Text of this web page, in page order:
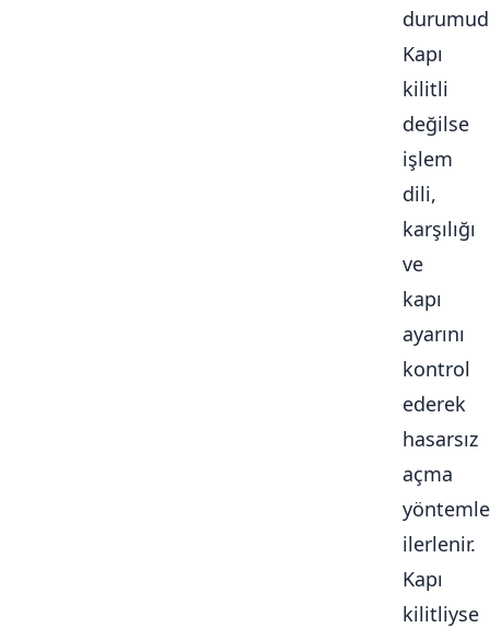
Kapı
kilitli
değilse
işlem
dili,
karşılığı
ve
kapı
ayarını
kontrol
ederek
hasarsız
açma
ilerlenir.
Kapı
kilitliyse